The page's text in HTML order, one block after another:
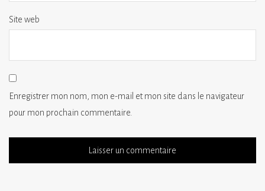
Site web
Enregistrer mon nom, mon e-mail et mon site dans le navigateur
pour mon prochain commentaire.